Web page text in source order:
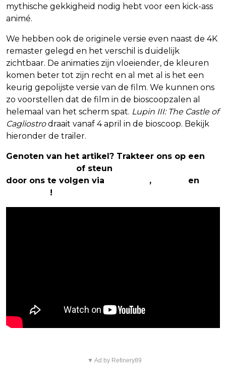
mythische gekkigheid nodig hebt voor een kick-ass
animé.
We hebben ook de originele versie even naast de 4K
remaster gelegd en het verschil is duidelijk
zichtbaar. De animaties zijn vloeiender, de kleuren
komen beter tot zijn recht en al met al is het een
keurig gepolijste versie van de film. We kunnen ons
zo voorstellen dat de film in de bioscoopzalen al
helemaal van het scherm spat. Lupin III: The Castle of
Cagliostrodraait vanaf 4 april in de bioscoop. Bekijk
hieronder de trailer.
Genoten van het artikel? Trakteer ons op een
of steun
door ons te volgen via
,
en
!
▼ Ad by Refinery89